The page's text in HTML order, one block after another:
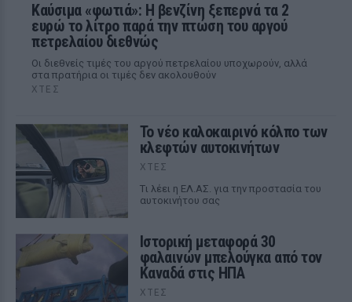
Καύσιμα «φωτιά»: Η βενζίνη ξεπερνά τα 2
ευρώ το λίτρο παρά την πτώση του αργού
πετρελαίου διεθνώς
Οι διεθνείς τιμές του αργού πετρελαίου υποχωρούν, αλλά
στα πρατήρια οι τιμές δεν ακολουθούν
ΧΤΕΣ
Το νέο καλοκαιρινό κόλπο των
κλεφτών αυτοκινήτων
ΧΤΕΣ
Tι λέει η ΕΛ.ΑΣ. για την προστασία του
αυτοκινήτου σας
Ιστορική μεταφορά 30
φαλαινών μπελούγκα από τον
Καναδά στις ΗΠΑ
ΧΤΕΣ